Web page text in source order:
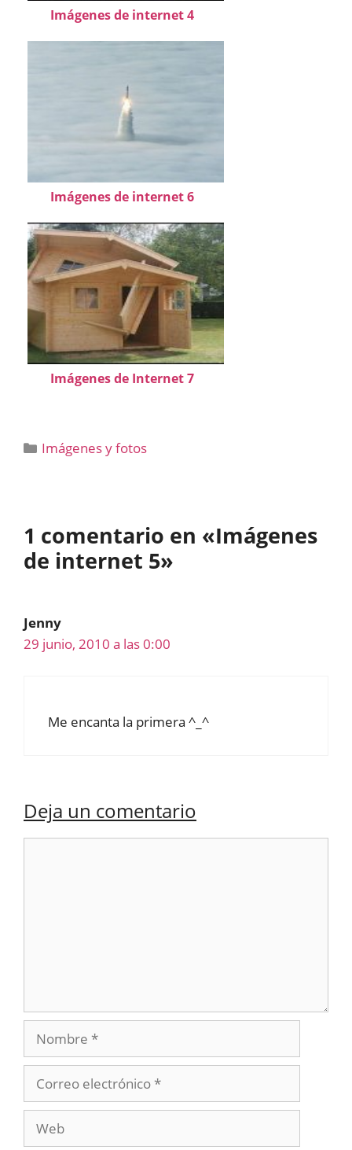
Imágenes de internet 4
Imágenes de internet 6
Imágenes de Internet 7
Categorías
Imágenes y fotos
1 comentario en «Imágenes
de internet 5»
Jenny
29 junio, 2010 a las 0:00
Me encanta la primera ^_^
Deja un comentario
Nombre
electrónico